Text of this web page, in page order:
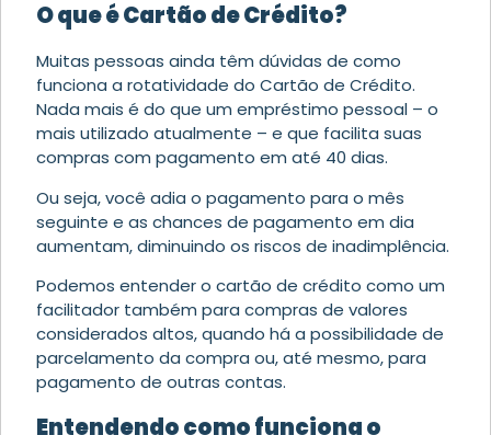
O que é Cartão de Crédito?
Muitas pessoas ainda têm dúvidas de como
funciona a rotatividade do Cartão de Crédito.
Nada mais é do que um empréstimo pessoal – o
mais utilizado atualmente – e que facilita suas
compras com pagamento em até 40 dias.
Ou seja, você adia o pagamento para o mês
seguinte e as chances de pagamento em dia
aumentam, diminuindo os riscos de inadimplência.
Podemos entender o cartão de crédito como um
facilitador também para compras de valores
considerados altos, quando há a possibilidade de
parcelamento da compra ou, até mesmo, para
pagamento de outras contas.
Entendendo como funciona o